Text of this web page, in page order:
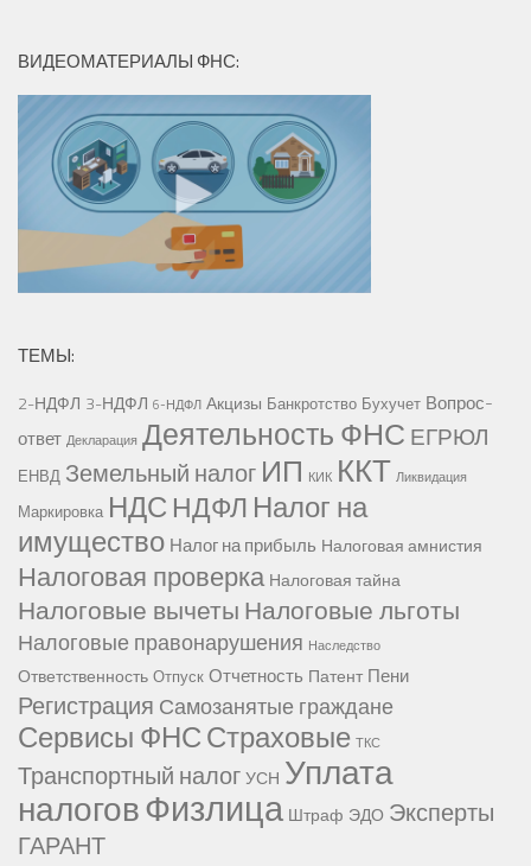
ВИДЕОМАТЕРИАЛЫ ФНС:
ТЕМЫ:
2-НДФЛ 3-НДФЛ 6-НДФЛ Акцизы Банкротство Бухучет Вопрос-
ответ Декларация Деятельность ФНС ЕГРЮЛ
ЕНВД Земельный налог ИП КИК ККТ Ликвидация
Маркировка НДС НДФЛ Налог на
имущество Налог на прибыль Налоговая амнистия
Налоговая проверка Налоговая тайна
Налоговые вычетыНалоговые льготы
Налоговые правонарушения Наследство
Ответственность Отпуск Отчетность Патент Пени
Регистрация Самозанятые граждане
Сервисы ФНССтраховые ТКС
Транспортный налогУСН Уплата
налоговФизлица Штраф ЭДО Эксперты
ГАРАНТ